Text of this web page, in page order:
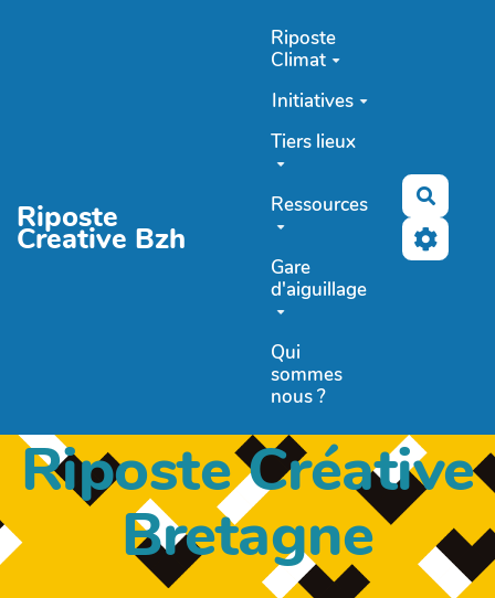
Riposte
Creative Bzh
Riposte
Climat
Initiatives
Tiers lieux
Ressources
Gare
d'aiguillage
Qui
sommes
nous ?
Riposte Créative
Bretagne